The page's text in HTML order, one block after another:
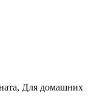
Для домашних